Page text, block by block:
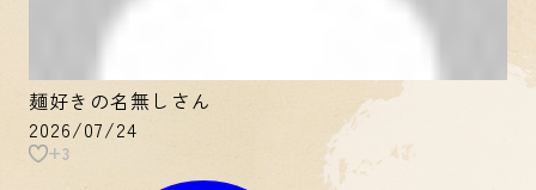
麺好きの名無しさん
2026/07/24
+3